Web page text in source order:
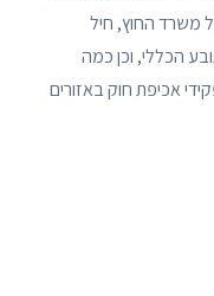
משרד החוץ, חיל
הכללי, וכן כמה
אכיפת חוק באזורים